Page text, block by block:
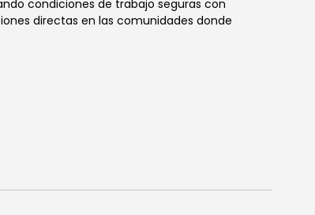
condiciones de trabajo seguras con
directas en las comunidades donde